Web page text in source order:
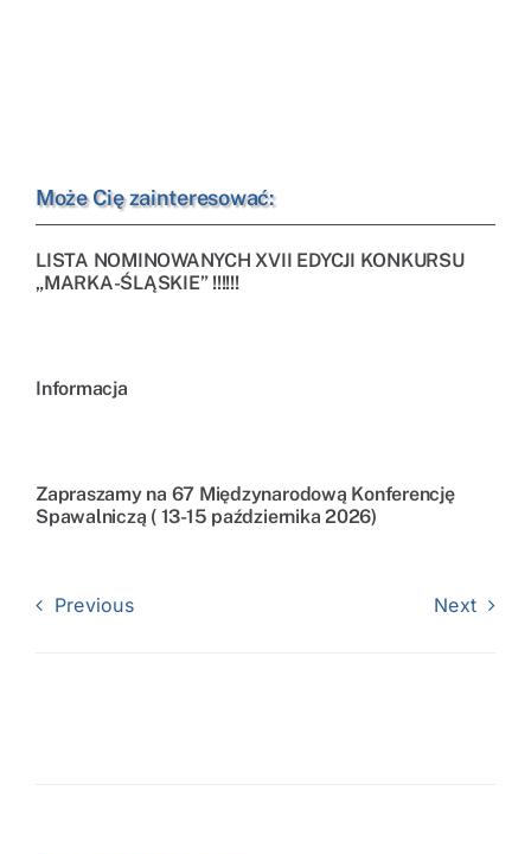
Może Cię zainteresować:
LISTA NOMINOWANYCH XVII EDYCJI KONKURSU
„MARKA-ŚLĄSKIE” !!!!!!
Informacja
Zapraszamy na 67 Międzynarodową Konferencję
Spawalniczą ( 13-15 października 2026)
Previous Next